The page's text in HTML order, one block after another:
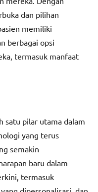
dan pilihan
memiliki
berbagai opsi
termasuk manfaat
satu pilar utama dalam
yang terus
semakin
baru dalam
termasuk